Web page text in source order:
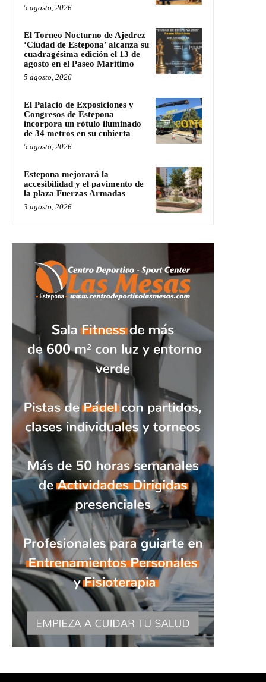
5 agosto, 2026
El Torneo Nocturno de Ajedrez
‘Ciudad de Estepona’ alcanza su
cuadragésima edición el 13 de
agosto en el Paseo Marítimo
5 agosto, 2026
El Palacio de Exposiciones y
Congresos de Estepona
incorpora un rótulo iluminado
de 34 metros en su cubierta
5 agosto, 2026
Estepona mejorará la
accesibilidad y el pavimento de
la plaza Fuerzas Armadas
3 agosto, 2026